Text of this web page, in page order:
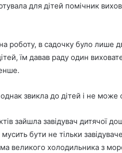
для дітей помічник
роботу, в садочку було лише
їм давав раду один
звикла до дітей і не
зайшла завідувач дитячої
бути не тільки
великого холодильника з